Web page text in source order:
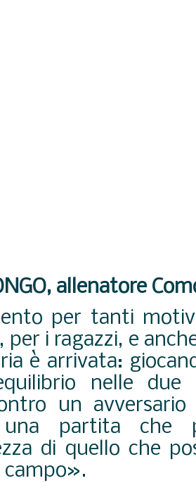
allenatore
per tanti
per i ragazzi, e
è arrivata:
nelle due
un
partita che
di quello che